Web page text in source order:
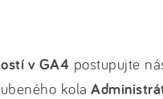
v GA4 postupujte
kola